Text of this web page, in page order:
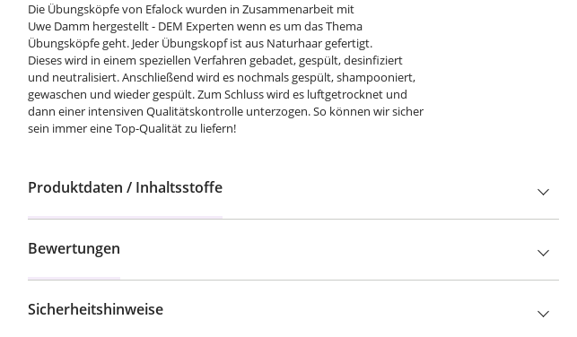
Die Übungsköpfe von Efalock wurden in Zusammenarbeit mit
Uwe Damm hergestellt - DEM Experten wenn es um das Thema
Übungsköpfe geht. Jeder Übungskopf ist aus Naturhaar gefertigt.
Dieses wird in einem speziellen Verfahren gebadet, gespült, desinfiziert
und neutralisiert. Anschließend wird es nochmals gespült, shampooniert,
gewaschen und wieder gespült. Zum Schluss wird es luftgetrocknet und
dann einer intensiven Qualitätskontrolle unterzogen. So können wir sicher
sein immer eine Top-Qualität zu liefern!
Produktdaten / Inhaltsstoffe
Bewertungen
Sicherheitshinweise